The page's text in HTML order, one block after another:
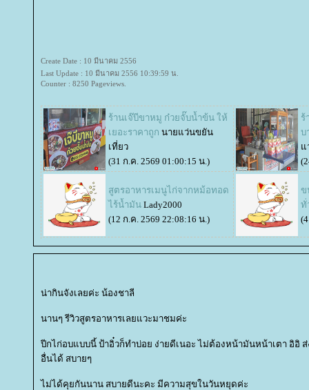
Create Date : 10 มีนาคม 2556
Last Update : 10 มีนาคม 2556 10:39:59 น.
Counter : 8250 Pageviews.
ร้านเจ๊บีขาหมู ก๋วยจั๊บน้ำข้น ให้
เยอะราคาถูก นายแว่นขยัน
เที่ยว
(31 ก.ค. 2569 01:00:15 น.)
ร้
บ
ว่
สูตรอาหารเมนูไก่จากหม้อทอด
ไร้น้ำมัน Lady2000
(12 ก.ค. 2569 22:08:16 น.)
ข
ทั่
น่ากินจังเลยค่ะ น้องชาลี
นานๆ รีวิวสูตรอาหารเลยแวะมาชมค่ะ
ปีกไก่อบแบบนี้ ป้าอิ๋วก็ทำบ่อย ง่ายดีเนอะ ไม่ต้องหน้ามันหน้าเตา อิอิ ส่
อื่นได้ สบายๆ
ไม่ได้คุยกันนาน สบายดีนะคะ มีความสุขในวันหยุดค่ะ